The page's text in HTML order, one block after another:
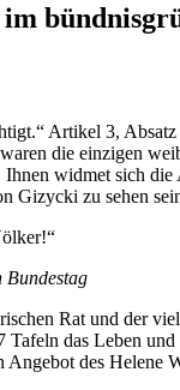
Artikel 3,
die einzigen
widmet sich
Gizycki zu sehen
Bundestag
Rat und der
das Leben
des